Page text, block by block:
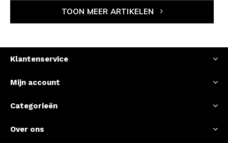
TOON MEER ARTIKELEN
Klantenservice
Mijn account
Categorieën
Over ons